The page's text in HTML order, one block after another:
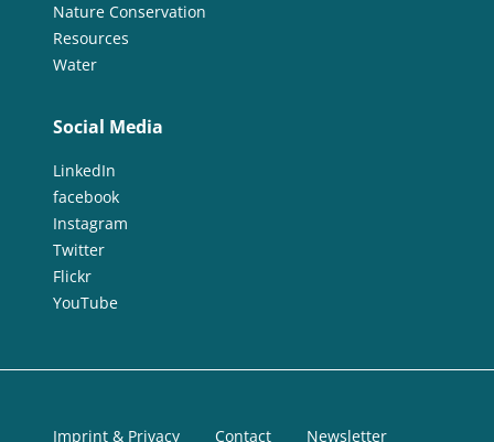
Nature Conservation
Resources
Water
Social Media
LinkedIn
facebook
Instagram
Twitter
Flickr
YouTube
Imprint & Privacy Contact Newsletter